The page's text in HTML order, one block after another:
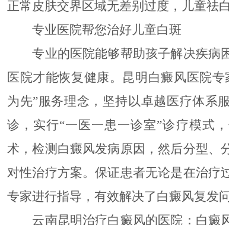
正常皮肤交界区域无差别过度，儿童祛
专业医院帮您治好儿童白斑
专业的医院能够帮助孩子解决疾病
医院才能恢复健康。昆明白癜风医院
为先”服务理念，坚持以卓越医疗体系
诊，实行“一医一患一诊室”诊疗模式
术，检测白癜风发病原因，然后分型、
对性治疗方案。保证患者无论是在治疗
专家进行指导，有效解决了白癜风复发问
云南昆明治疗白癜风的医院：白癜